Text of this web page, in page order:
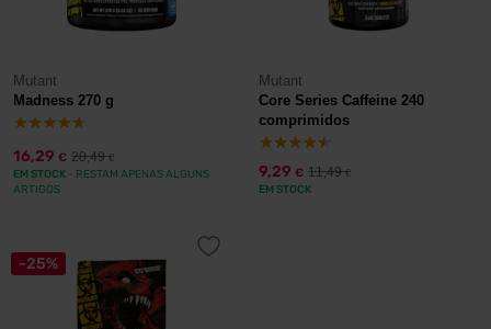
Mutant
Madness 270 g
16,29 € 20,49€
EM STOCK - RESTAM APENAS ALGUNS
ARTIGOS
Mutant
Core Series Caffeine 240
comprimidos
9,29 € 11,49€
EM STOCK
-25%